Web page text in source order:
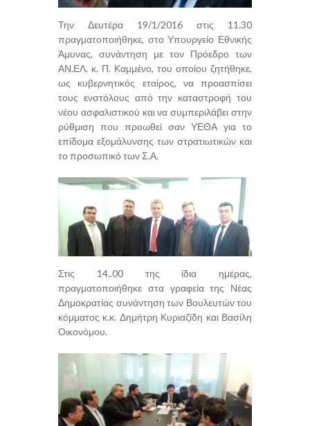
Την Δευτέρα 19/1/2016 στις 11.30
πραγματοποιήθηκε, στο Υπουργείο Εθνικής
Άμυνας, συνάντηση με τον Πρόεδρο των
ΑΝ.ΕΛ. κ. Π. Καμμένο, του οποίου ζητήθηκε,
ως κυβερνητικός εταίρος, να προασπίσει
τους ενστόλους από την καταστροφή του
νέου ασφαλιστικού και να συμπεριλάβει στην
ρύθμιση που προωθεί σαν ΥΕΘΑ για το
επίδομα εξομάλυνσης των στρατιωτικών και
το προσωπικό των Σ.Α.
Στις 14..00 της ίδια ημέρας,
πραγματοποιήθηκε στα γραφεία της Νέας
Δημοκρατίας συνάντηση των Βουλευτών του
κόμματος κ.κ. Δημήτρη Κυριαζίδη και Βασίλη
Οικονόμου.